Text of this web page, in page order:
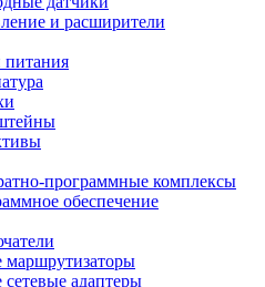
и расширители
питания
программные комплексы
обеспечение
маршрутизаторы
адаптеры